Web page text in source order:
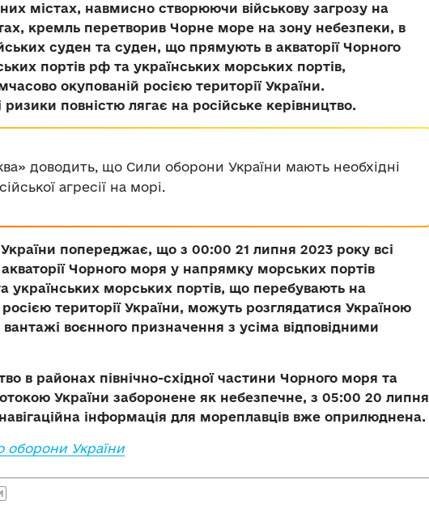
містах, навмисно створюючи військову загрозу на
кремль перетворив Чорне море на зону небезпеки, в
суден та суден, що прямують в акваторії Чорного
портів рф та українських морських портів,
окупованій росією території України.
ризики повністю лягає на російське керівництво.
доводить, що Сили оборони України мають необхідні
агресії на морі.
попереджає, що з 00:00 21 липня 2023 року всі
Чорного моря у напрямку морських портів
українських морських портів, що перебувають на
території України, можуть розглядатися Україною
воєнного призначення з усіма відповідними
в районах північно-східної частини Чорного моря та
України заборонене як небезпечне, з 05:00 20 липня
інформація для мореплавців вже оприлюднена.
оборони України